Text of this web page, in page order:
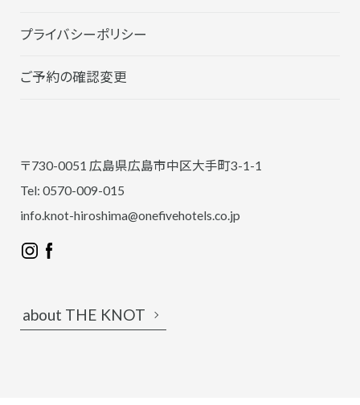
プライバシーポリシー
ご予約の確認変更
〒730-0051 広島県広島市中区大手町3-1-1
Tel: 0570-009-015
info.knot-hiroshima@onefivehotels.co.jp
about THE KNOT